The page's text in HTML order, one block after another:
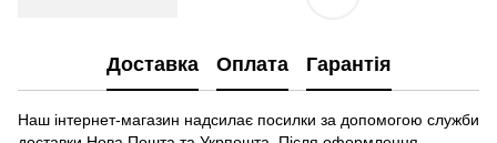
Доставка Оплата Гарантія
Наш інтернет-магазин надсилає посилки за допомогою служби